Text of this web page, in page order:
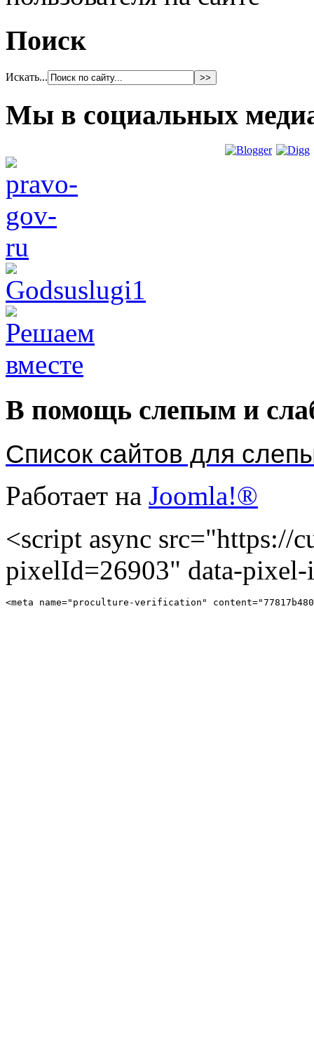
Поиск
Искать...
Мы в социальных
В помощь слепым и
Список сайтов для
Работает на Joomla!®
<script async src="https://
pixelId=26903" data-
<meta name="proculture-verification"